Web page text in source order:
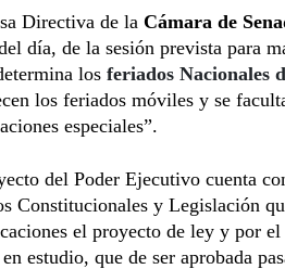
Directiva de la Cámara de
día, de la sesión prevista para
los feriados Nacionales
los feriados móviles y se
especiales”.
del Poder Ejecutivo cuenta
Constitucionales y Legislación
el proyecto de ley y por
estudio, que de ser aprobada